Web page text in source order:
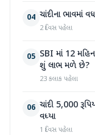
04 ચાંદીના ભાવમાં
2 દિવસ પહેલા
05 SBI માં 12
શું લાભ મળે છે?
23 કલાક પહેલા
06 ચાંદી 5,000
વધ્યા
1 દિવસ પહેલા